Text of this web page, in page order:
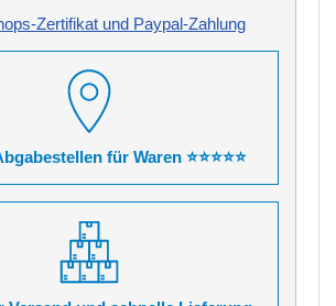
Zertifikat und Paypal-Zahlung
für Waren ⭐⭐⭐⭐⭐